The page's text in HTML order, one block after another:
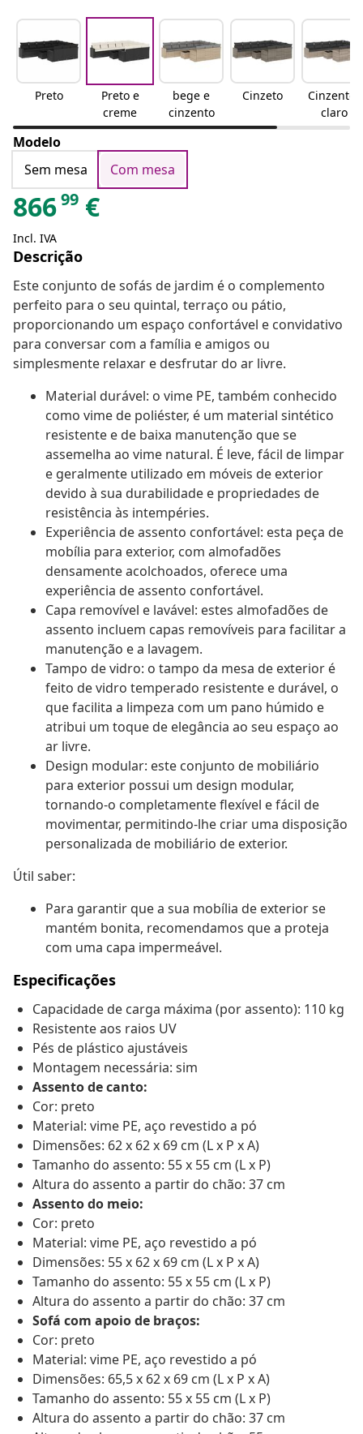
Preto
Preto e
creme
bege e
cinzento
Cinzeto
Cinzento-
claro
Modelo
Sem mesa
Com mesa
86699 €
Incl. IVA
Descrição
Este conjunto de sofás de jardim é o complemento
perfeito para o seu quintal, terraço ou pátio,
proporcionando um espaço confortável e convidativo
para conversar com a família e amigos ou
simplesmente relaxar e desfrutar do ar livre.
Material durável: o vime PE, também conhecido
como vime de poliéster, é um material sintético
resistente e de baixa manutenção que se
assemelha ao vime natural. É leve, fácil de limpar
e geralmente utilizado em móveis de exterior
devido à sua durabilidade e propriedades de
resistência às intempéries.
Experiência de assento confortável: esta peça de
mobília para exterior, com almofadões
densamente acolchoados, oferece uma
experiência de assento confortável.
Capa removível e lavável: estes almofadões de
assento incluem capas removíveis para facilitar a
manutenção e a lavagem.
Tampo de vidro: o tampo da mesa de exterior é
feito de vidro temperado resistente e durável, o
que facilita a limpeza com um pano húmido e
atribui um toque de elegância ao seu espaço ao
ar livre.
Design modular: este conjunto de mobiliário
para exterior possui um design modular,
tornando-o completamente flexível e fácil de
movimentar, permitindo-lhe criar uma disposição
personalizada de mobiliário de exterior.
Útil saber:
Para garantir que a sua mobília de exterior se
mantém bonita, recomendamos que a proteja
com uma capa impermeável.
Especificações
Capacidade de carga máxima (por assento): 110 kg
Resistente aos raios UV
Pés de plástico ajustáveis
Montagem necessária: sim
Assento de canto:
Cor: preto
Material: vime PE, aço revestido a pó
Dimensões: 62 x 62 x 69 cm (L x P x A)
Tamanho do assento: 55 x 55 cm (L x P)
Altura do assento a partir do chão: 37 cm
Assento do meio:
Cor: preto
Material: vime PE, aço revestido a pó
Dimensões: 55 x 62 x 69 cm (L x P x A)
Tamanho do assento: 55 x 55 cm (L x P)
Altura do assento a partir do chão: 37 cm
Sofá com apoio de braços:
Cor: preto
Material: vime PE, aço revestido a pó
Dimensões: 65,5 x 62 x 69 cm (L x P x A)
Tamanho do assento: 55 x 55 cm (L x P)
Altura do assento a partir do chão: 37 cm